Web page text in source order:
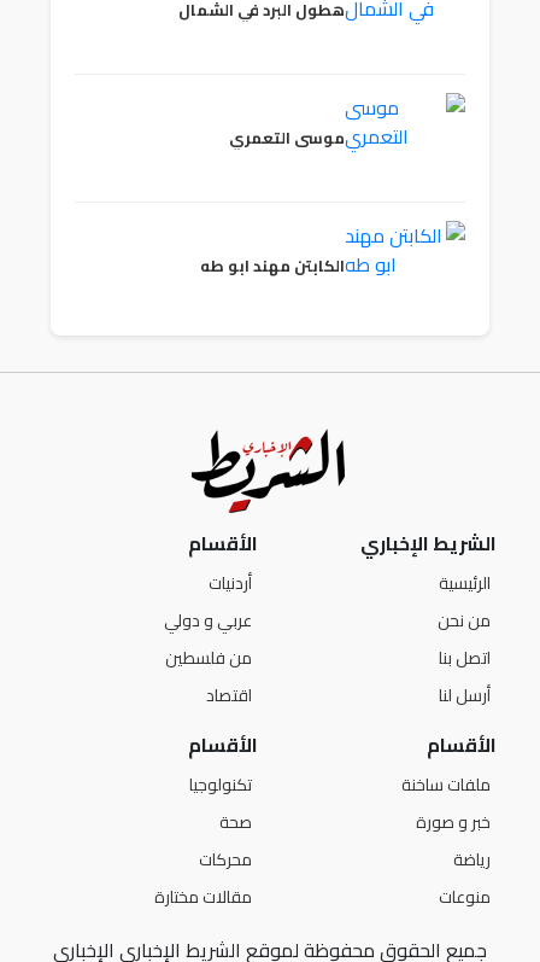
هطول البرد في الشمال
موسى التعمري
الكابتن مهند ابو طه
الشريط الإخباري
الرئيسية
من نحن
اتصل بنا
أرسل لنا
الأقسام
أردنيات
عربي و دولي
من فلسطين
اقتصاد
الأقسام
ملفات ساخنة
خبر و صورة
رياضة
منوعات
الأقسام
تكنولوجيا
صحة
محركات
مقالات مختارة
جميع الحقوق محفوظة لموقع الشريط الإخباري الإخباري